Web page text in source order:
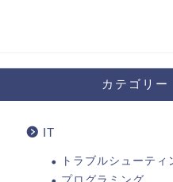
カテゴリー
IT
トラブルシューティ